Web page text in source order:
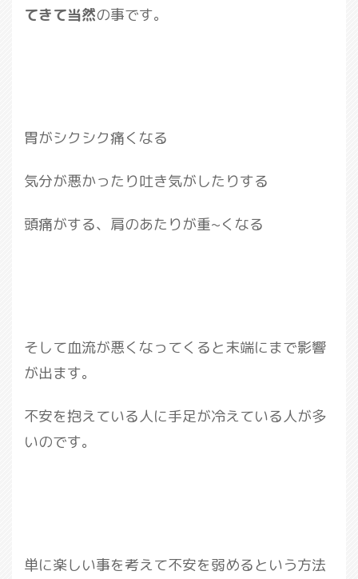
てきて当然の事です。
胃がシクシク痛くなる
気分が悪かったり吐き気がしたりする
頭痛がする、肩のあたりが重~くなる
そして血流が悪くなってくると末端にまで影響
が出ます。
不安を抱えている人に手足が冷えている人が多
いのです。
単に楽しい事を考えて不安を弱めるという方法